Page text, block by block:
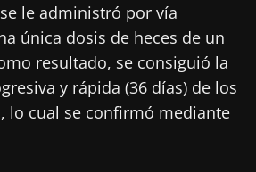
le administró por vía
única dosis de heces de un
resultado, se consiguió la
y rápida (36 días) de los
lo cual se confirmó mediante